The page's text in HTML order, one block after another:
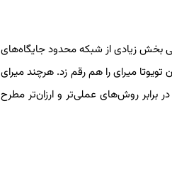
بخش زیادی از شبکه محدود جایگاه‌های
میرای را هم رقم زد. هرچند میرای
برابر روش‌های عملی‌تر و ارزان‌تر مطرح